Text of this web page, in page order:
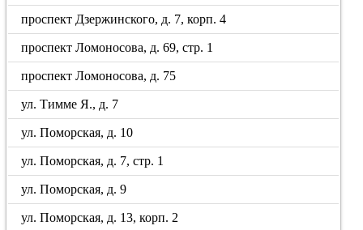
проспект Дзержинского, д. 7, корп. 4
проспект Ломоносова, д. 69, стр. 1
проспект Ломоносова, д. 75
ул. Тимме Я., д. 7
ул. Поморская, д. 10
ул. Поморская, д. 7, стр. 1
ул. Поморская, д. 9
ул. Поморская, д. 13, корп. 2